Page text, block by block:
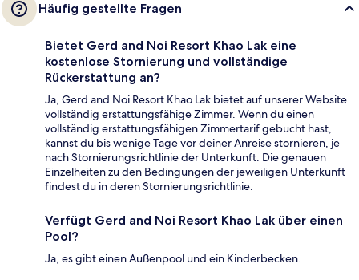
Häufig gestellte Fragen
Bietet Gerd and Noi Resort Khao Lak eine
kostenlose Stornierung und vollständige
Rückerstattung an?
Ja, Gerd and Noi Resort Khao Lak bietet auf unserer Website
vollständig erstattungsfähige Zimmer. Wenn du einen
vollständig erstattungsfähigen Zimmertarif gebucht hast,
kannst du bis wenige Tage vor deiner Anreise stornieren, je
nach Stornierungsrichtlinie der Unterkunft. Die genauen
Einzelheiten zu den Bedingungen der jeweiligen Unterkunft
findest du in deren Stornierungsrichtlinie.
Verfügt Gerd and Noi Resort Khao Lak über einen
Pool?
Ja, es gibt einen Außenpool und ein Kinderbecken.